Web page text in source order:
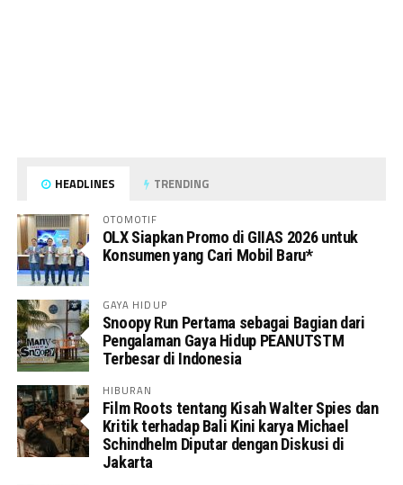
HEADLINES TRENDING
OTOMOTIF
OLX Siapkan Promo di GIIAS 2026 untuk
Konsumen yang Cari Mobil Baru*
GAYA HIDUP
Snoopy Run Pertama sebagai Bagian dari
Pengalaman Gaya Hidup PEANUTSTM
Terbesar di Indonesia
HIBURAN
Film Roots tentang Kisah Walter Spies dan
Kritik terhadap Bali Kini karya Michael
Schindhelm Diputar dengan Diskusi di
Jakarta